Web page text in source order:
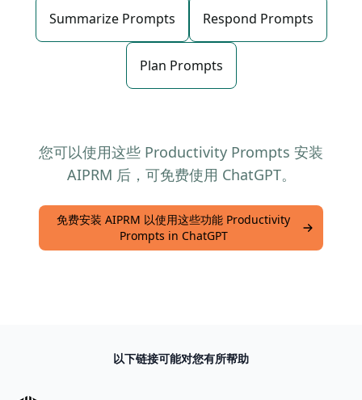
Summarize Prompts Respond Prompts
Plan Prompts
您可以使用这些 Productivity Prompts 安装
AIPRM 后，可免费使用 ChatGPT。
免费安装 AIPRM 以使用这些功能 Productivity
Prompts in ChatGPT
以下链接可能对您有所帮助